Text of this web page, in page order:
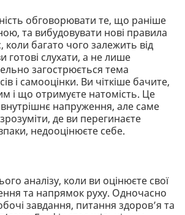
обговорювати те, що раніше
та вибудовувати нові правила
коли багато чого залежить від
готові слухати, а не лише
загострюється тема
і самооцінки. Ви чіткіше бачите,
і що отримуєте натомість. Це
напруження, але саме
де ви перегинаєте
недооцінюєте себе.
аналізу, коли ви оцінюєте свої
та напрямок руху. Одночасно
завдання, питання здоров’я та